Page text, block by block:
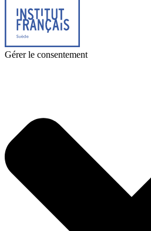
Gérer le consentement